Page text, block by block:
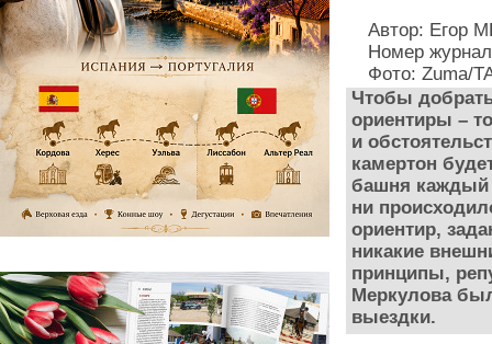
Автор: Егор
Номер
Фото: Zuma/
Чтобы
ориентиры –
и
камертон
башня каждый
ни
ориентир,
никакие
принципы,
Меркулова
выездки.